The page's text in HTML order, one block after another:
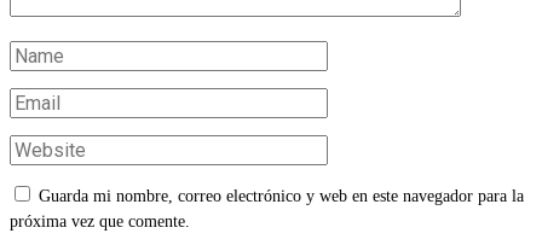
Guarda mi nombre, correo electrónico y web en este navegador para la
próxima vez que comente.